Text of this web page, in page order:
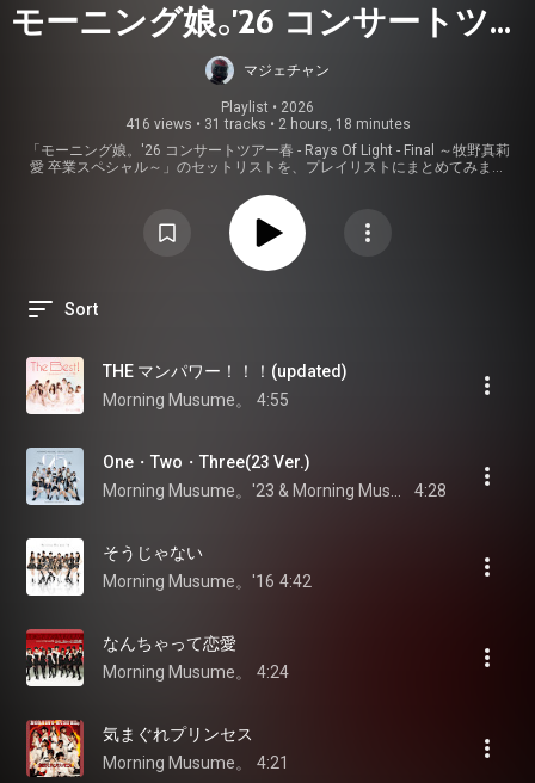
モーニング娘。'26 コンサートツア
ー春 - Rays Of Light - Final ～牧野
真莉愛 卒業スペシャル～
マジェチャン
Playlist • 2026
416 views • 31 tracks • 2 hours, 18 minutes
「モーニング娘。'26 コンサートツアー春 - Rays Of Light - Final ～牧野真莉
愛 卒業スペシャル～」のセットリストを、プレイリストにまとめてみまし
Sort
THE マンパワー！！！(updated)
Morning Musume。
4:55
One・Two・Three(23 Ver.)
4:28
そうじゃない
Morning Musume。'16 4:42
なんちゃって恋愛
Morning Musume。
4:24
気まぐれプリンセス
Morning Musume。
4:21